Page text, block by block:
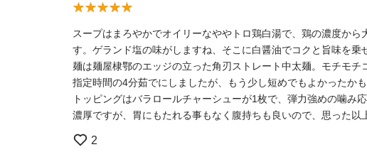
スープはまろやかでオイリーなややトロ鶏白湯で、鶏の濃度か
す。ゲランド塩の味がしますね、そこに白醤油でコクと旨味を乗
麺は麺屋棣鄂のエッジの立った角刃ストレート中太麺。モチモ
指定時間の4分茹でにしましたが、もう少し短めでもよかったかも
トッピングはバラロールチャーシューが1枚で、弾力強めの噛み応
濃厚ですが、胃にもたれる事もなく腹持ちも良いので、思った以
2